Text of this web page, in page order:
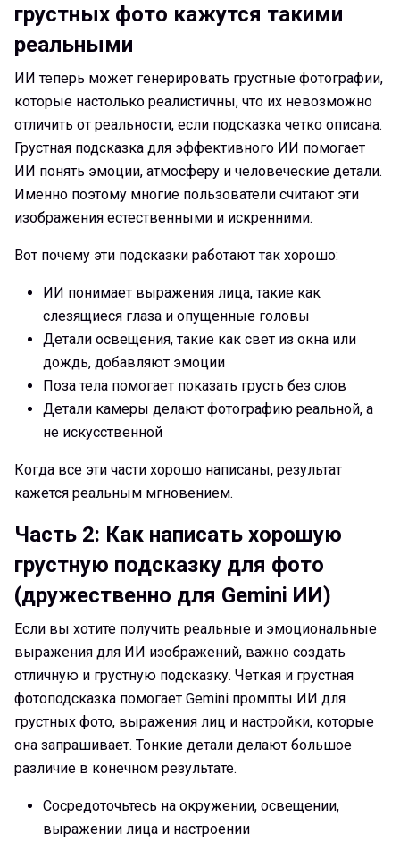
грустных фото кажутся такими
реальными
ИИ теперь может генерировать грустные фотографии,
которые настолько реалистичны, что их невозможно
отличить от реальности, если подсказка четко описана.
Грустная подсказка для эффективного ИИ помогает
ИИ понять эмоции, атмосферу и человеческие детали.
Именно поэтому многие пользователи считают эти
изображения естественными и искренними.
Вот почему эти подсказки работают так хорошо:
ИИ понимает выражения лица, такие как
слезящиеся глаза и опущенные головы
Детали освещения, такие как свет из окна или
дождь, добавляют эмоции
Поза тела помогает показать грусть без слов
Детали камеры делают фотографию реальной, а
не искусственной
Когда все эти части хорошо написаны, результат
кажется реальным мгновением.
Часть 2: Как написать хорошую
грустную подсказку для фото
(дружественно для Gemini ИИ)
Если вы хотите получить реальные и эмоциональные
выражения для ИИ изображений, важно создать
отличную и грустную подсказку. Четкая и грустная
фотоподсказка помогает Gemini промпты ИИ для
грустных фото, выражения лиц и настройки, которые
она запрашивает. Тонкие детали делают большое
различие в конечном результате.
Сосредоточьтесь на окружении, освещении,
выражении лица и настроении